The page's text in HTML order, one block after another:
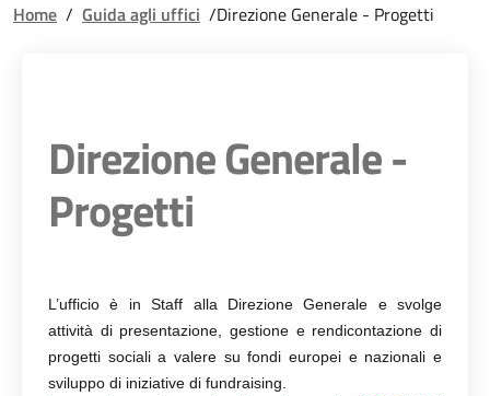
Home / Guida agli uffici /Direzione Generale - Progetti
Direzione Generale -
Progetti
L’ufficio è in Staff alla Direzione Generale e svolge
attività di presentazione, gestione e rendicontazione di
progetti sociali a valere su fondi europei e nazionali e
sviluppo di iniziative di fundraising.